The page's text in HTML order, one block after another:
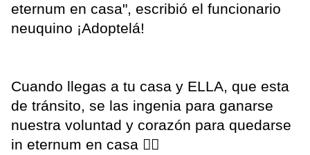
eternum en casa", escribió el funcionario
neuquino ¡Adoptelá!
Cuando llegas a tu casa y ELLA, que esta
de tránsito, se las ingenia para ganarse
nuestra voluntad y corazón para quedarse
in eternum en casa 🤦‍♂️